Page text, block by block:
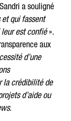
a souligné
et qui fassent
leur est confié».
aux
d’une
la crédibilité de
d’aide ou
.